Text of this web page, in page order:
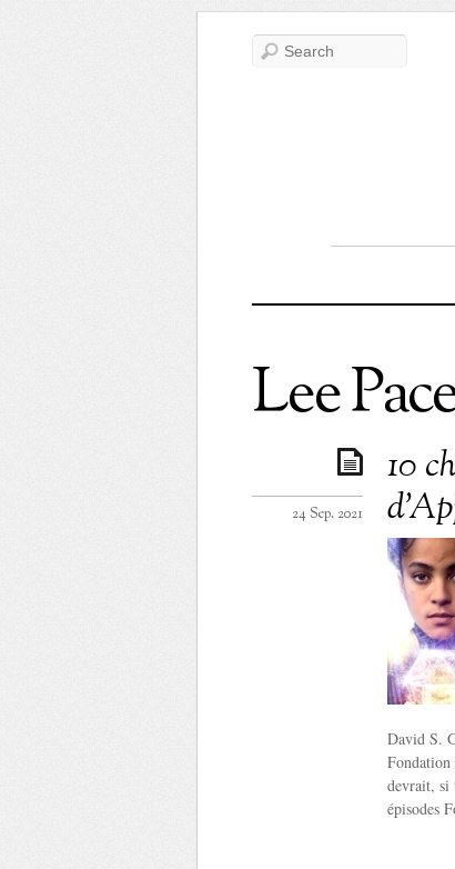
Lee
10
24 Sep. 2021
David S.
Fondation
devrait, si
épisodes